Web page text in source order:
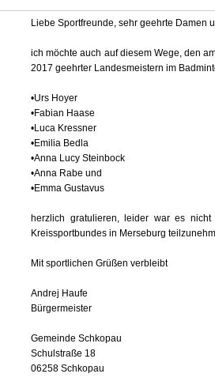
Liebe Sportfreunde, sehr geehrte Damen
ich möchte auch auf diesem Wege, den
2017 geehrter Landesmeistern im
•Urs Hoyer
•Fabian Haase
•Luca Kressner
•Emilia Bedla
•Anna Lucy Steinbock
•Anna Rabe und
•Emma Gustavus
herzlich gratulieren, leider war es
Kreissportbundes in Merseburg
Mit sportlichen Grüßen verbleibt
Andrej Haufe
Bürgermeister
Gemeinde Schkopau
Schulstraße 18
06258 Schkopau